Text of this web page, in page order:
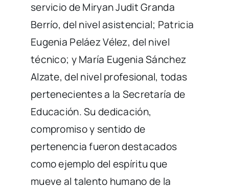
servicio de Miryan Judit Granda
Berrío, del nivel asistencial; Patricia
Eugenia Peláez Vélez, del nivel
técnico; y María Eugenia Sánchez
Alzate, del nivel profesional, todas
pertenecientes a la Secretaría de
Educación. Su dedicación,
compromiso y sentido de
pertenencia fueron destacados
como ejemplo del espíritu que
mueve al talento humano de la